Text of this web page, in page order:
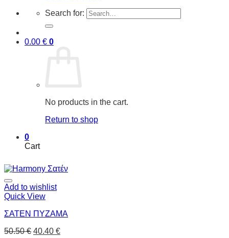
Search for:
0.00 € 0
No products in the cart.
Return to shop
0
Cart
Add to wishlist
Quick View
ΣΑΤΕΝ ΠΥΖΑΜΑ
50.50€ 40.40 €